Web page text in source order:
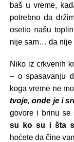
baš u vreme,
potrebno da
osetio našu
nije sam… da
Niko iz crkvenih
– o spasavanju
koga vreme ne
tvoje, onde je i
govore i brinu se
su ko su i šta
hoćete da čine